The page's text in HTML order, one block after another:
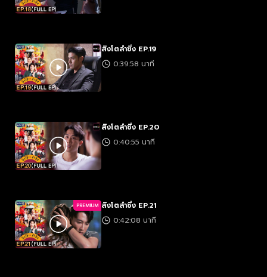
สิงโตลำซิ่ง EP.19
0:39:58 นาที
สิงโตลำซิ่ง EP.20
0:40:55 นาที
PREMIUM สิงโตลำซิ่ง EP.21
0:42:08 นาที